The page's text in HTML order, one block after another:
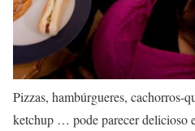
Pizzas, hambúrgueres, cachorros-
ketchup … pode parecer delicioso